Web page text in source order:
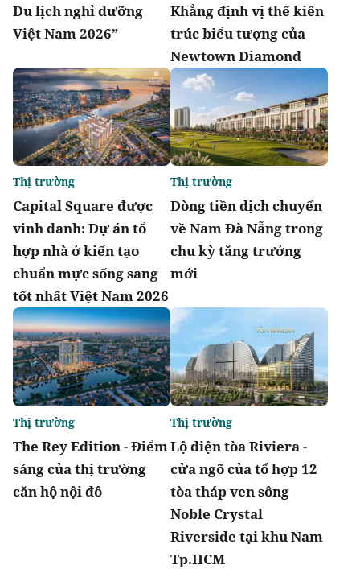
Du lịch nghỉ dưỡng
Việt Nam 2026”
Khẳng định vị thế kiến
trúc biểu tượng của
Newtown Diamond
Capital Square được
vinh danh: Dự án tổ
hợp nhà ở kiến tạo
chuẩn mực sống sang
tốt nhất Việt Nam 2026
Thị trường
Dòng tiền dịch chuyển
về Nam Đà Nẵng trong
chu kỳ tăng trưởng
mới
Thị trường
The Rey Edition - Điểm
sáng của thị trường
căn hộ nội đô
Thị trường
Lộ diện tòa Riviera -
cửa ngõ của tổ hợp 12
tòa tháp ven sông
Noble Crystal
Riverside tại khu Nam
Tp.HCM
Thị trường